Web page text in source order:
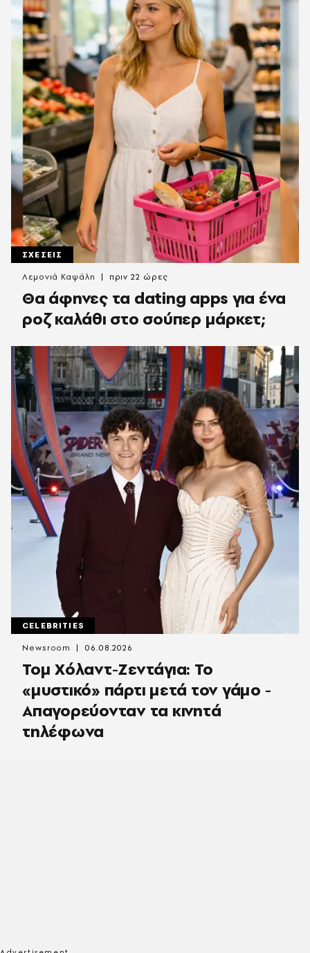
ΣΧΕΣΕΙΣ
Θα άφηνες τα dating apps για ένα
ροζ καλάθι στο σούπερ μάρκετ;
Λεμονιά Καψάλη πριν 22 ώρες
CELEBRITIES
Τομ Χόλαντ-Ζεντάγια: Το
«μυστικό» πάρτι μετά τον γάμο -
Απαγορεύονταν τα κινητά
τηλέφωνα
Newsroom 06.08.2026